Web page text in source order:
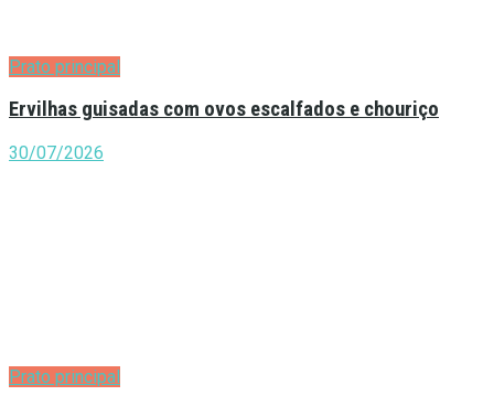
Prato principal
Ervilhas guisadas com ovos escalfados e chouriço
30/07/2026
Prato principal